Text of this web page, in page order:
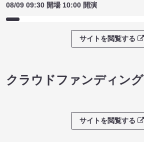
08/09 09:30 開場 10:00 開演
サイトを閲覧する
クラウドファンディング
サイトを閲覧する